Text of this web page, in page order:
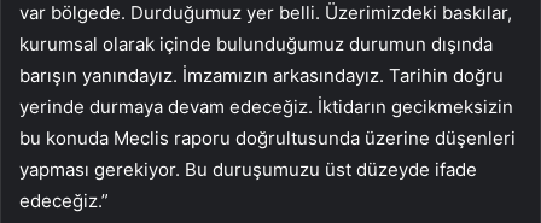
var bölgede. Durduğumuz yer belli. Üzerimizdeki baskılar,
kurumsal olarak içinde bulunduğumuz durumun dışında
barışın yanındayız. İmzamızın arkasındayız. Tarihin doğru
yerinde durmaya devam edeceğiz. İktidarın gecikmeksizin
bu konuda Meclis raporu doğrultusunda üzerine düşenleri
yapması gerekiyor. Bu duruşumuzu üst düzeyde ifade
edeceğiz.”